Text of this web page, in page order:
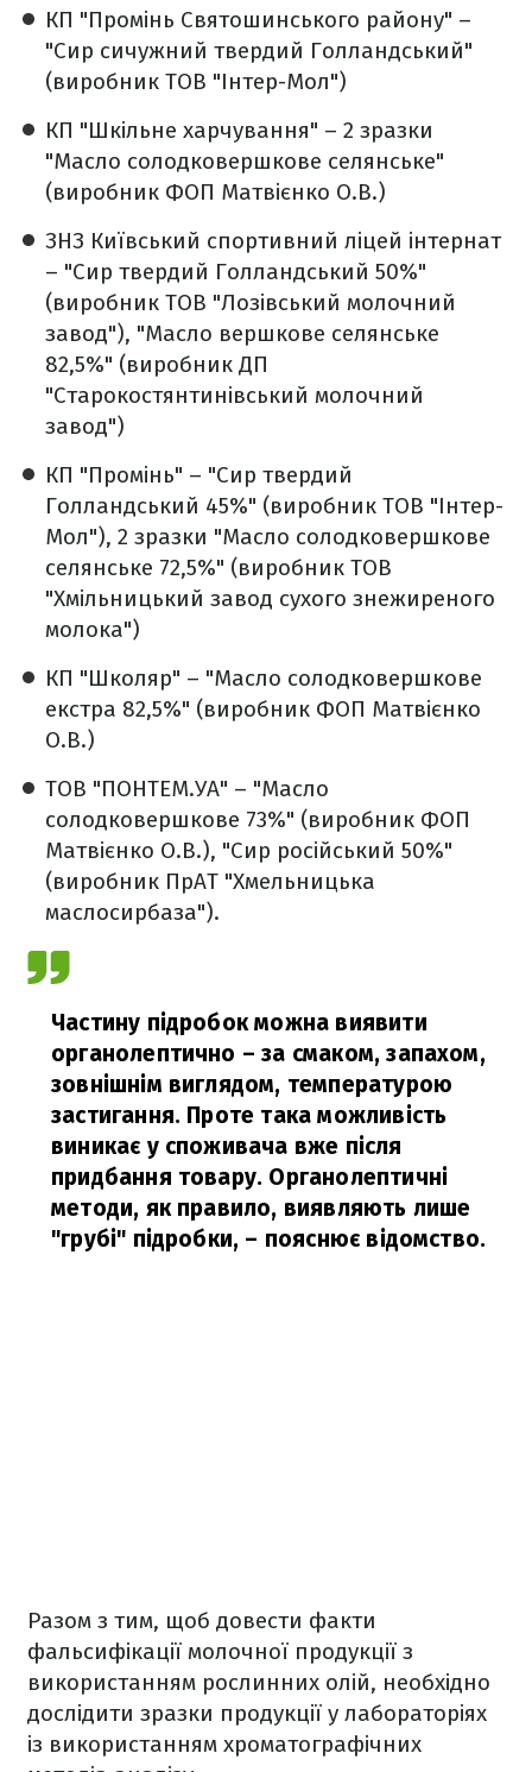
КП "Промінь Святошинського району" –
"Сир сичужний твердий Голландський"
(виробник ТОВ "Інтер-Мол")
КП "Шкільне харчування" – 2 зразки
"Масло солодковершкове селянське"
(виробник ФОП Матвієнко О.В.)
ЗНЗ Київський спортивний ліцей інтернат
– "Сир твердий Голландський 50%"
(виробник ТОВ "Лозівський молочний
завод"), "Масло вершкове селянське
82,5%" (виробник ДП
"Старокостянтинівський молочний
завод")
КП "Промінь" – "Сир твердий
Голландський 45%" (виробник ТОВ "Інтер-
Мол"), 2 зразки "Масло солодковершкове
селянське 72,5%" (виробник ТОВ
"Хмільницький завод сухого знежиреного
молока")
КП "Школяр" – "Масло солодковершкове
екстра 82,5%" (виробник ФОП Матвієнко
О.В.)
ТОВ "ПОНТЕМ.УА" – "Масло
солодковершкове 73%" (виробник ФОП
Матвієнко О.В.), "Сир російський 50%"
(виробник ПрАТ "Хмельницька
маслосирбаза").
Частину підробок можна виявити
органолептично – за смаком, запахом,
зовнішнім виглядом, температурою
застигання. Проте така можливість
виникає у споживача вже після
придбання товару. Органолептичні
методи, як правило, виявляють лише
"грубі" підробки, – пояснює відомство.
Разом з тим, щоб довести факти
фальсифікації молочної продукції з
використанням рослинних олій, необхідно
дослідити зразки продукції у лабораторіях
із використанням хроматографічних